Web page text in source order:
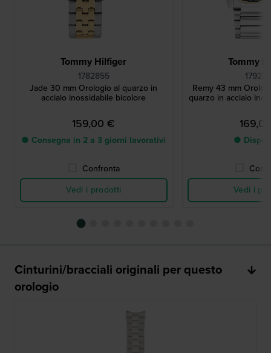
Tommy Hilfiger
1782855
Jade 30 mm Orologio al quarzo in
acciaio inossidabile bicolore
159,00 €
● Consegna in 2 a 3 giorni lavorativi
Confronta
Vedi i prodotti
Tommy
Remy 43 mm
quarzo in acciaio
●
Vedi i
Cinturini/bracciali originali per questo
orologio